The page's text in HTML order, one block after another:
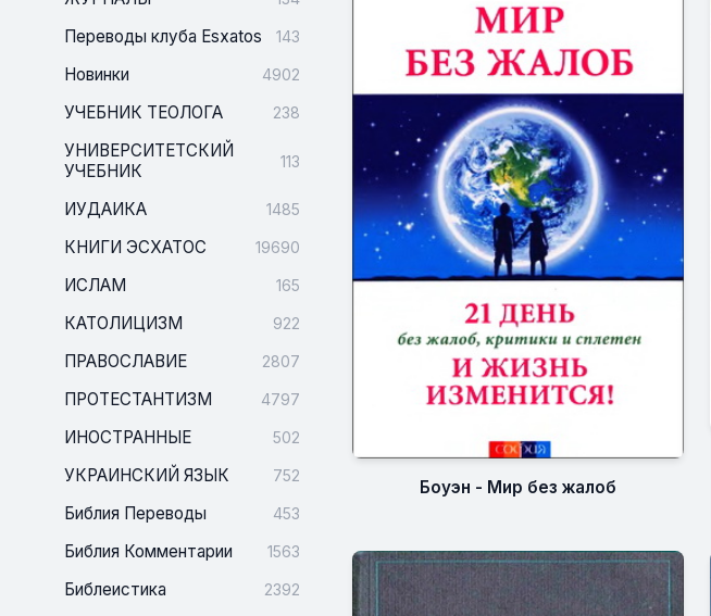
Переводы клуба Esxatos 143
Новинки 4902
УЧЕБНИК ТЕОЛОГА 238
УНИВЕРСИТЕТСКИЙ
УЧЕБНИК
113
ИУДАИКА 1485
КНИГИ ЭСХАТОС 19690
ИСЛАМ 165
КАТОЛИЦИЗМ 922
ПРАВОСЛАВИЕ 2807
ПРОТЕСТАНТИЗМ 4797
ИНОСТРАННЫЕ 502
УКРАИНСКИЙ ЯЗЫК 752
Библия Переводы 453
Библия Комментарии 1563
Библеистика 2392
Боуэн - Мир без жалоб